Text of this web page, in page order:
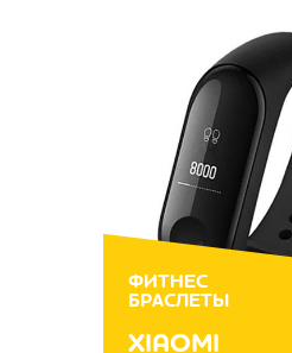
ФИТНЕС
БРАСЛЕТЫ
XIAOMI